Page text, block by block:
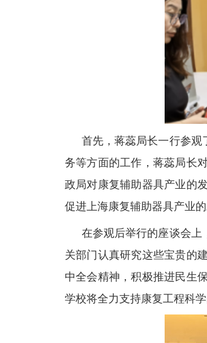
首先，蒋蕊局长一行参观
务等方面的工作 ， 蒋蕊局长
政局对康复辅助器具产业的
促进上海康复辅助器具产业
在参观后举行的座谈会上
关部门认真研究这些宝贵的
中全会精神，积极推进民生
学校将全力支持康复工程科